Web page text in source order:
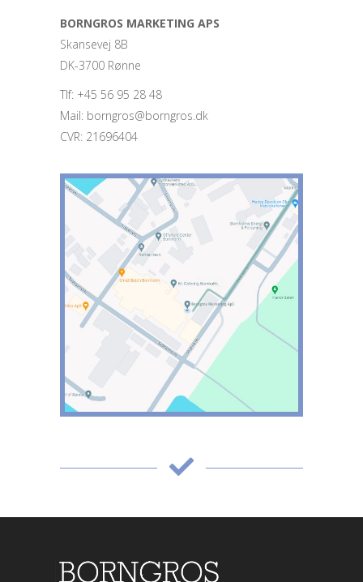
BORNGROS MARKETING APS
Skansevej 8B
DK-3700 Rønne
Tlf: +45 56 95 28 48
Mail: borngros@borngros.dk
CVR: 21696404